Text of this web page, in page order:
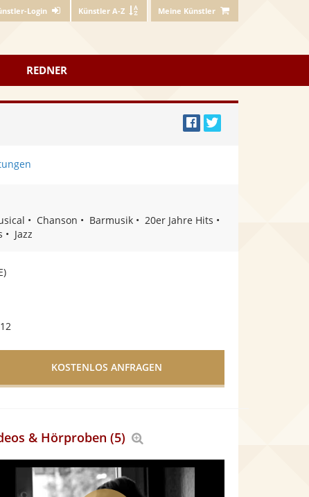
Login Künstler A-Z Meine Künstler
REDNER
Chanson Barmusik
20er Jahre Hits
Jazz
& Hörproben (5)